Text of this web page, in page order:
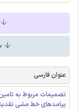
عنوان فارسی
تصمیمات مربوط به
پیامدهای خط مشی